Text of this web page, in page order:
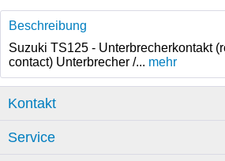
Beschreibung
Suzuki TS125 - Unterbrecherkontakt
contact) Unterbrecher /... mehr
Kontakt
Service